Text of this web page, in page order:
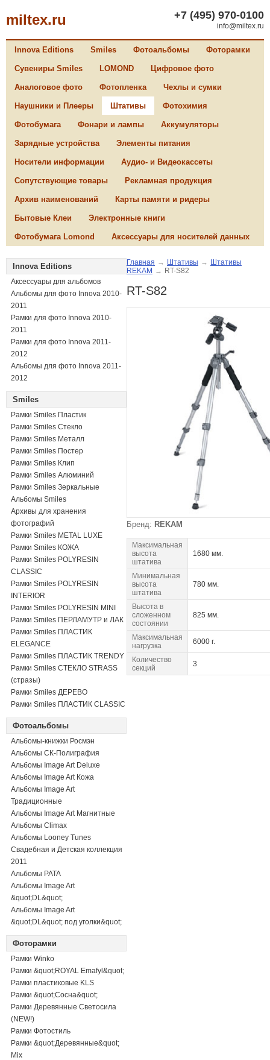
miltex.ru +7 (495) 970-0100
info@miltex.ru
Innova Editions Smiles Фотоальбомы Фоторамки
Сувениры Smiles LOMOND Цифровое фото
Аналоговое фото Фотопленка Чехлы и сумки
Наушники и Плееры Штативы Фотохимия
Фотобумага Фонари и лампы Аккумуляторы
Зарядные устройства Элементы питания
Носители информации Аудио- и Видеокассеты
Сопутствующие товары Рекламная продукция
Архив наименований Карты памяти и ридеры
Бытовые Клеи Электронные книги
Фотобумага Lomond Аксессуары для носителей данных
Innova Editions
Аксессуары для альбомов
Альбомы для фото Innova 2010-
2011
Рамки для фото Innova 2010-
2011
Рамки для фото Innova 2011-
2012
Альбомы для фото Innova 2011-
2012
Smiles
Рамки Smiles Пластик
Рамки Smiles Стекло
Рамки Smiles Металл
Рамки Smiles Постер
Рамки Smiles Клип
Рамки Smiles Алюминий
Рамки Smiles Зеркальные
Альбомы Smiles
Архивы для хранения
фотографий
Рамки Smiles METAL LUXE
Рамки Smiles КОЖА
Рамки Smiles POLYRESIN
CLASSIC
Рамки Smiles POLYRESIN
INTERIOR
Рамки Smiles POLYRESIN MINI
Рамки Smiles ПЕРЛАМУТР и ЛАК
Рамки Smiles ПЛАСТИК
ELEGANCE
Рамки Smiles ПЛАСТИК TRENDY
Рамки Smiles СТЕКЛО STRASS
(стразы)
Рамки Smiles ДЕРЕВО
Рамки Smiles ПЛАСТИК CLASSIC
Фотоальбомы
Альбомы-книжки Росмэн
Альбомы СК-Полиграфия
Альбомы Image Art Deluxe
Альбомы Image Art Кожа
Альбомы Image Art
Традиционные
Альбомы Image Art Магнитные
Альбомы Climax
Альбомы Looney Tunes
Свадебная и Детская коллекция
2011
Альбомы PATA
Альбомы Image Art
&quot;DL&quot;
Альбомы Image Art
&quot;DL&quot; под уголки&quot;
Фоторамки
Рамки Winko
Рамки &quot;ROYAL Emafyl&quot;
Рамки пластиковые KLS
Рамки &quot;Сосна&quot;
Рамки Деревянные Светосила
(NEW!)
Рамки Фотостиль
Рамки &quot;Деревянные&quot;
Mix
Главная → Штативы → Штативы
REKAM → RT-S82
RT-S82
Бренд: REKAM
Максимальная
высота
штатива
1680 мм.
Минимальная
высота
штатива
780 мм.
Высота в
сложенном
состоянии
825 мм.
Максимальная
нагрузка
6000 г.
Количество
секций
3